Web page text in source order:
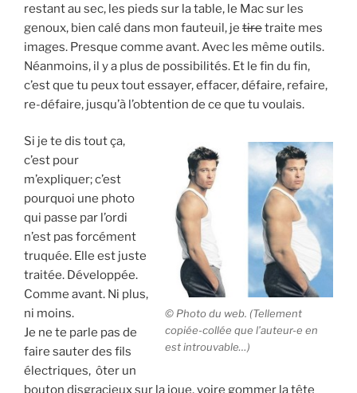
restant au sec, les pieds sur la table, le Mac sur les
genoux, bien calé dans mon fauteuil, je tiretraite mes
images. Presque comme avant. Avec les même outils.
Néanmoins, il y a plus de possibilités. Et le fin du fin,
c’est que tu peux tout essayer, effacer, défaire, refaire,
re-défaire, jusqu’à l’obtention de ce que tu voulais.
© Photo du web. (Tellement
copiée-collée que l’auteur-e en
est introuvable…)
Si je te dis tout ça,
c’est pour
m’expliquer; c’est
pourquoi une photo
qui passe par l’ordi
n’est pas forcément
truquée. Elle est juste
traitée. Développée.
Comme avant. Ni plus,
ni moins.
Je ne te parle pas de
faire sauter des fils
électriques, ôter un
bouton disgracieux sur la joue, voire gommer la tête